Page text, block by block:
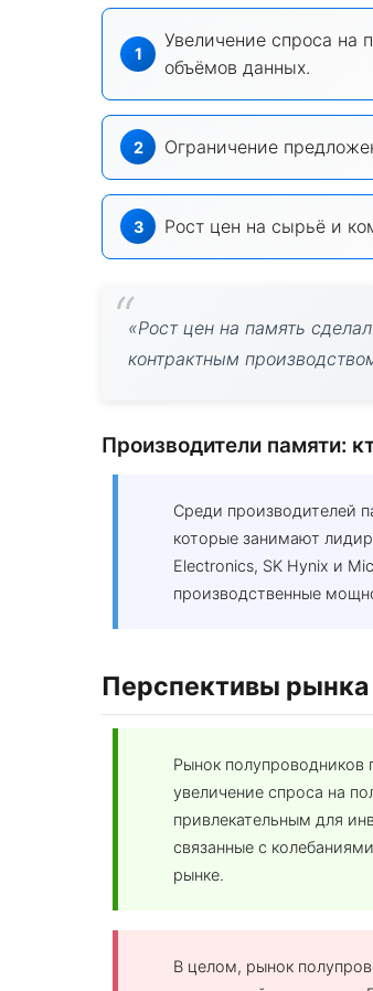
Увеличение спроса на
объёмов данных.
Ограничение
Рост цен на сырьё и
«Рост цен на память
контрактным
Производители памяти:
Среди производителей
которые занимают
Electronics, SK Hynix и
производственные
Перспективы
Рынок полупроводников
увеличение спроса на
привлекательным для
связанные с
рынке.
В целом, рынок